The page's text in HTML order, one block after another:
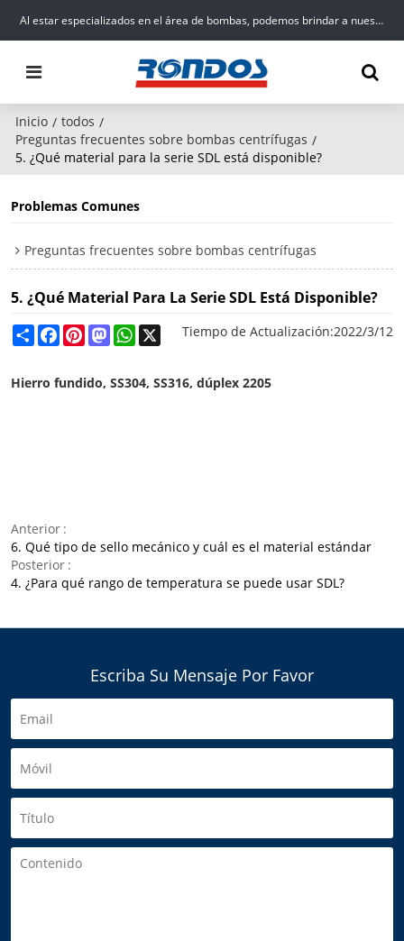
Al estar especializados en el área de bombas, podemos brindar a nuestros clientes productos, servicios y soluciones de alta calidad para el suministro de agua.
Inicio / todos /
Preguntas frecuentes sobre bombas centrífugas /
5. ¿Qué material para la serie SDL está disponible?
Problemas Comunes
Preguntas frecuentes sobre bombas centrífugas
5. ¿Qué Material Para La Serie SDL Está Disponible?
ShareFacebookPinterestMastodonWhatsAppTiempo de Actualización:2022/3/12
Hierro fundido, SS304, SS316, dúplex 2205
Anterior
6. Qué tipo de sello mecánico y cuál es el material estándar
Posterior
4. ¿Para qué rango de temperatura se puede usar SDL?
Escriba Su Mensaje Por Favor